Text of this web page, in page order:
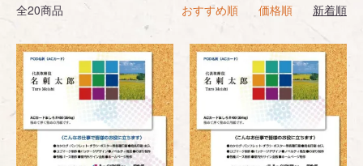
全20商品 おすすめ順 価格順 新着順